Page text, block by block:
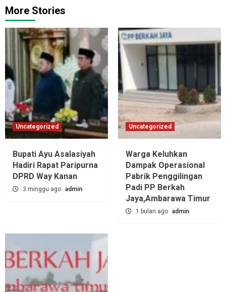
More Stories
Uncategorized
Bupati Ayu Asalasiyah
Hadiri Rapat Paripurna
DPRD Way Kanan
3 minggu ago admin
Uncategorized
Warga Keluhkan
Dampak Operasional
Pabrik Penggilingan
Padi PP Berkah
Jaya,‎Ambarawa Timur
1 bulan ago admin